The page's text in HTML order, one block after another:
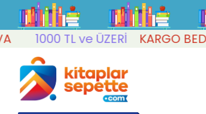
1000 TL ve ÜZERİ
KARGO BEDAVA